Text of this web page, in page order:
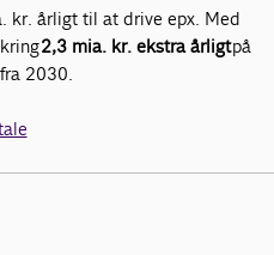
kr. årligt til at drive epx. Med
2,3 mia. kr. ekstra årligtpå
2030.